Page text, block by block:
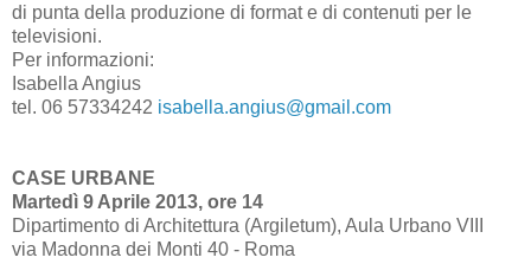
di punta della produzione di format e di contenuti per le
televisioni.
Per informazioni:
Isabella Angius
tel. 06 57334242 isabella.angius@gmail.com
CASE URBANE
Martedì 9 Aprile 2013, ore 14
Dipartimento di Architettura (Argiletum), Aula Urbano VIII
via Madonna dei Monti 40 - Roma